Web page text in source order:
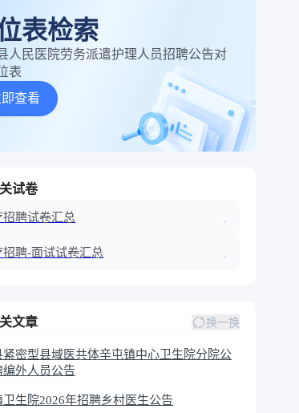
书
表检索
人民医院劳务派遣护理人员招聘公告对
表
查看
试卷
招聘试卷汇总
招聘-面试试卷汇总
文章 换一换
紧密型县域医共体辛屯镇中心卫生院分院公
编外人员公告
卫生院2026年招聘乡村医生公告